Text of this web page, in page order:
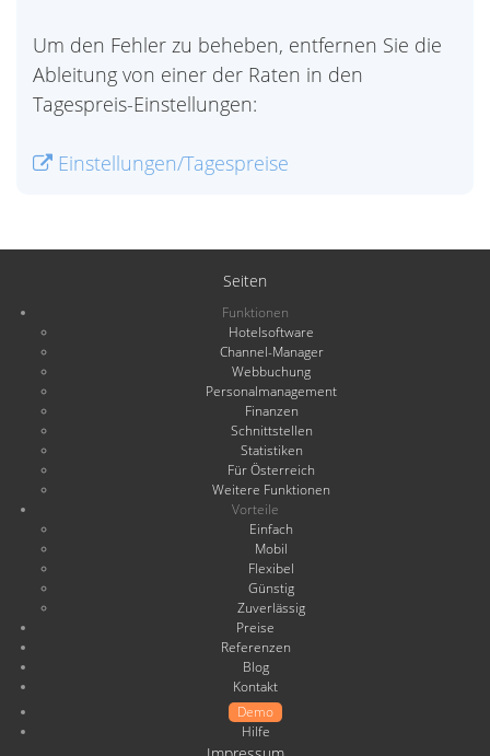
Um den Fehler zu beheben, entfernen Sie die
Ableitung von einer der Raten in den
Tagespreis-Einstellungen:
Einstellungen/Tagespreise
Seiten
Funktionen
Hotelsoftware
Channel-Manager
Webbuchung
Personalmanagement
Finanzen
Schnittstellen
Statistiken
Für Österreich
Weitere Funktionen
Vorteile
Einfach
Mobil
Flexibel
Günstig
Zuverlässig
Preise
Referenzen
Blog
Kontakt
Demo
Hilfe